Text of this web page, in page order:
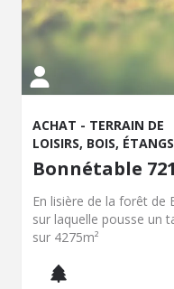
appartement à vendre
ACHAT - TERRAIN DE
LOISIRS, BOIS, ÉTANGS
Bonnétable
En lisière de la forêt de
sur laquelle pousse un
sur 4275m²